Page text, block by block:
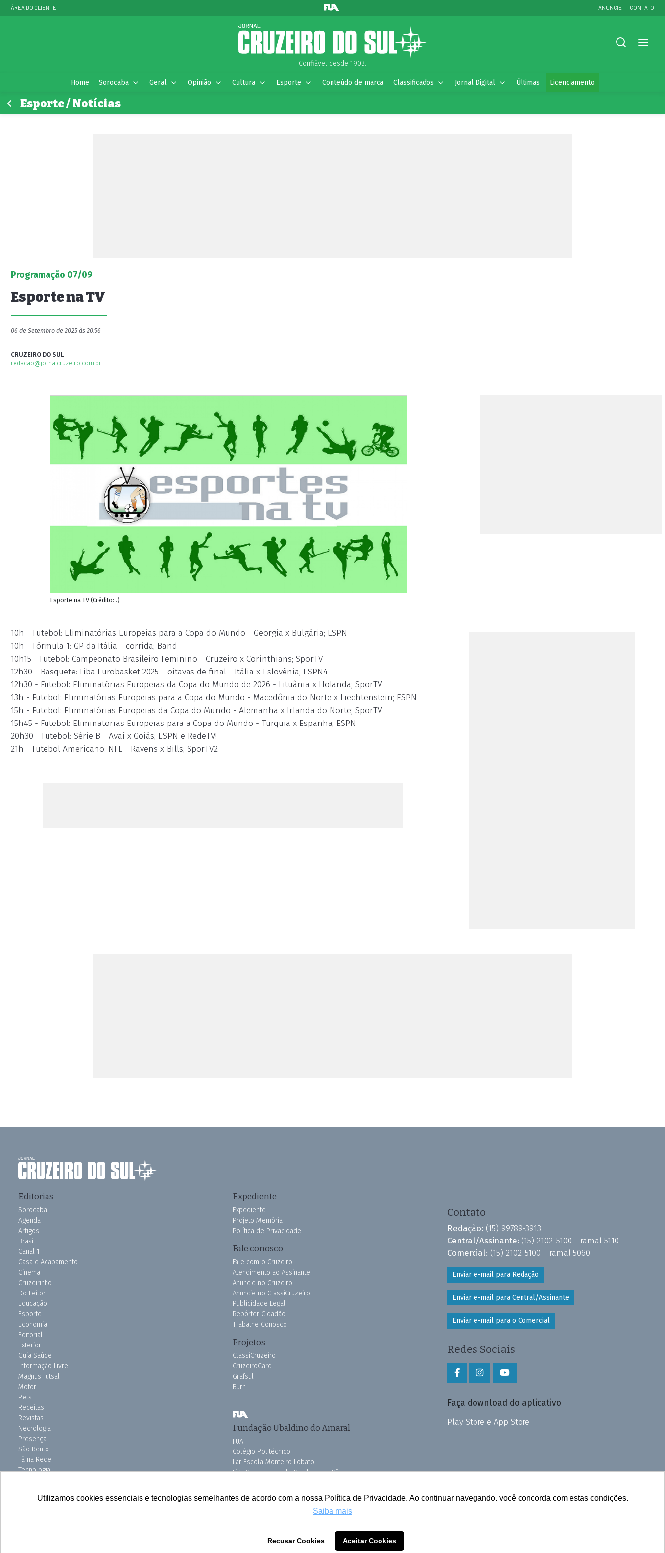
Utilizamos cookies essenciais e tecnologias semelhantes de acordo com a nossa Política de Privacidade. Ao continuar navegando, você concorda com estas condições.
Saiba mais
Recusar Cookies Aceitar Cookies
ÁREA DO CLIENTE ANUNCIE CONTATO
Confiável desde 1903.
Home Sorocaba Geral Opinião Cultura Esporte Conteúdo de marca Classificados Jornal Digital Últimas Licenciamento
Esporte / Notícias
Programação 07/09
Esporte na TV
06 de Setembro de 2025 às 20:56
CRUZEIRO DO SUL
redacao@jornalcruzeiro.com.br
Esporte na TV (Crédito: .)
10h - Futebol: Eliminatórias Europeias para a Copa do Mundo - Georgia x Bulgária; ESPN
10h - Fórmula 1: GP da Itália - corrida; Band
10h15 - Futebol: Campeonato Brasileiro Feminino - Cruzeiro x Corinthians; SporTV
12h30 - Basquete: Fiba Eurobasket 2025 - oitavas de final - Itália x Eslovênia; ESPN4
12h30 - Futebol: Eliminatórias Europeias da Copa do Mundo de 2026 - Lituânia x Holanda; SporTV
13h - Futebol: Eliminatórias Europeias para a Copa do Mundo - Macedônia do Norte x Liechtenstein; ESPN
15h - Futebol: Eliminatórias Europeias da Copa do Mundo - Alemanha x Irlanda do Norte; SporTV
15h45 - Futebol: Eliminatorias Europeias para a Copa do Mundo - Turquia x Espanha; ESPN
20h30 - Futebol: Série B - Avaí x Goiás; ESPN e RedeTV!
21h - Futebol Americano: NFL - Ravens x Bills; SporTV2
Editorias
Sorocaba
Agenda
Artigos
Brasil
Canal 1
Casa e Acabamento
Cinema
Cruzeirinho
Do Leitor
Educação
Esporte
Economia
Editorial
Exterior
Guia Saúde
Informação Livre
Magnus Futsal
Motor
Pets
Receitas
Revistas
Necrologia
Presença
São Bento
Tá na Rede
Tecnologia
Expediente
Expediente
Projeto Memória
Política de Privacidade
Fale conosco
Fale com o Cruzeiro
Atendimento ao Assinante
Anuncie no Cruzeiro
Anuncie no ClassiCruzeiro
Publicidade Legal
Repórter Cidadão
Trabalhe Conosco
Projetos
ClassiCruzeiro
CruzeiroCard
Grafsul
Burh
Fundação Ubaldino do Amaral
FUA
Colégio Politécnico
Lar Escola Monteiro Lobato
Liga Sorocabana de Combate ao Câncer
Pink do Bem OSSEL
Contato
Redação: (15) 99789-3913
Central/Assinante: (15) 2102-5100 - ramal 5110
Comercial: (15) 2102-5100 - ramal 5060
Enviar e-mail para Redação
Enviar e-mail para Central/Assinante
Enviar e-mail para o Comercial
Redes Sociais
Faça download do aplicativo
Play Store e App Store
Todos os direitos reservados © 2025 Cruzeiro do Sul